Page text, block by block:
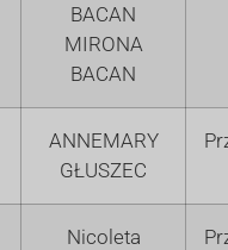
BACAN
MIRONA
BACAN
ANNEMARY
GŁUSZEC
Nicoleta